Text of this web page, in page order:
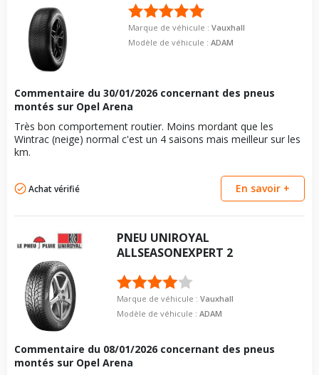
Pour la visserie, afin de garantir une parfaite compatibilité, nous
vous conseillons de contacter directement le constructeur.
Marque de véhicule : Vauxhall
Modèle de véhicule : ADAM
Commentaire du 30/01/2026 concernant des pneus
montés sur Opel Arena
Très bon comportement routier. Moins mordant que les
Wintrac (neige) normal c'est un 4 saisons mais meilleur sur les
km.
Achat vérifié En savoir +
PNEU UNIROYAL
ALLSEASONEXPERT 2
Marque de véhicule : Vauxhall
Modèle de véhicule : ADAM
Commentaire du 08/01/2026 concernant des pneus
montés sur Opel Arena